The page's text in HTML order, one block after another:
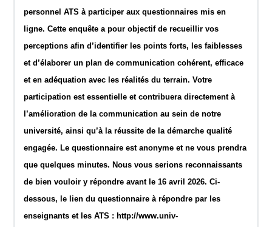
personnel ATS à participer aux questionnaires mis en
ligne. Cette enquête a pour objectif de recueillir vos
perceptions afin d’identifier les points forts, les faiblesses
et d’élaborer un plan de communication cohérent, efficace
et en adéquation avec les réalités du terrain. Votre
participation est essentielle et contribuera directement à
l’amélioration de la communication au sein de notre
université, ainsi qu’à la réussite de la démarche qualité
engagée. Le questionnaire est anonyme et ne vous prendra
que quelques minutes. Nous vous serions reconnaissants
de bien vouloir y répondre avant le 16 avril 2026. Ci-
dessous, le lien du questionnaire à répondre par les
enseignants et les ATS : http://www.univ-